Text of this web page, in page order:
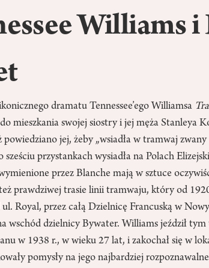
Williams
dramatu Tennessee’ego Williamsa
mieszkania swojej siostry i jej męża Stanleya
powiedziano jej, żeby „wsiadła w tramwaj
sześciu przystankach wysiadła na Polach
przez Blanche mają w sztuce
prawdziwej trasie linii tramwaju, który od
ul. Royal, przez całą Dzielnicę Francuską w
wschód dzielnicy Bywater. Williams jeździł
w 1938 r., w wieku 27 lat, i zakochał się w
pomysły na jego najbardziej